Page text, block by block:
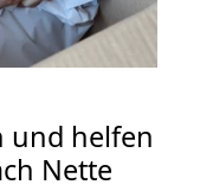
und helfen
Nette